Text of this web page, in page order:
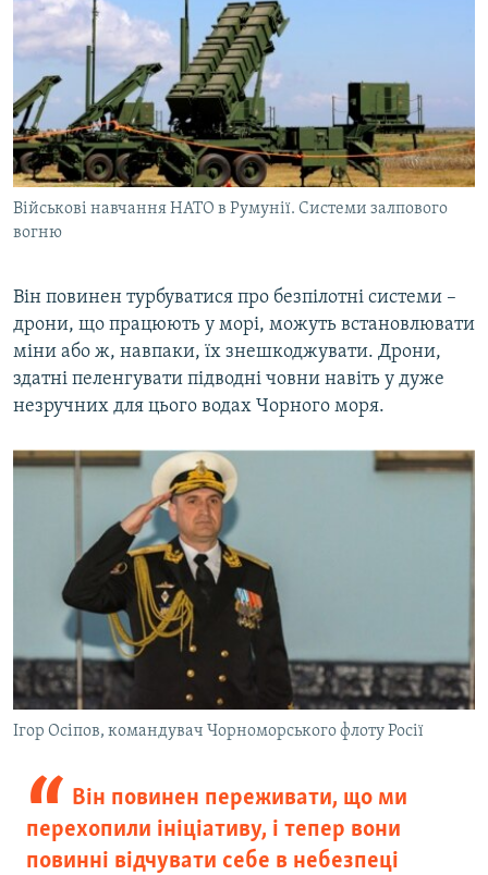
Військові навчання НАТО в Румунії. Системи залпового
вогню
Він повинен турбуватися про безпілотні системи –
дрони, що працюють у морі, можуть встановлювати
міни або ж, навпаки, їх знешкоджувати. Дрони,
здатні пеленгувати підводні човни навіть у дуже
незручних для цього водах Чорного моря.
Ігор Осіпов, командувач Чорноморського флоту Росії
Він повинен переживати, що ми
перехопили ініціативу, і тепер вони
повинні відчувати себе в небезпеці